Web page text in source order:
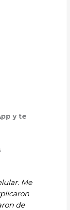
y te
Me
de